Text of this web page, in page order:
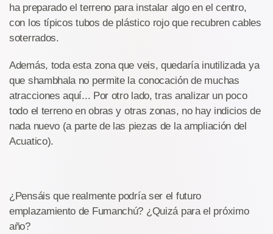
ha preparado el terreno para instalar algo en el centro,
con los típicos tubos de plástico rojo que recubren cables
soterrados.
Además, toda esta zona que veis, quedaría inutilizada ya
que shambhala no permite la conocación de muchas
atracciones aquí... Por otro lado, tras analizar un poco
todo el terreno en obras y otras zonas, no hay indicios de
nada nuevo (a parte de las piezas de la ampliación del
Acuatico).
¿Pensáis que realmente podría ser el futuro
emplazamiento de Fumanchú? ¿Quizá para el próximo
año?